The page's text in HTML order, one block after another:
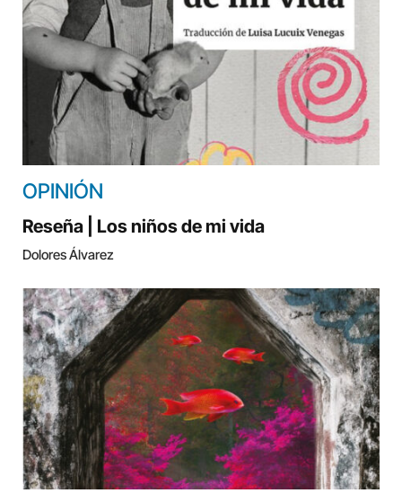
OPINIÓN
Reseña | Los niños de mi vida
Dolores Álvarez